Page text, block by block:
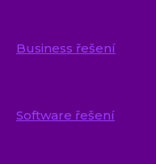
Business řešení
Software řešení